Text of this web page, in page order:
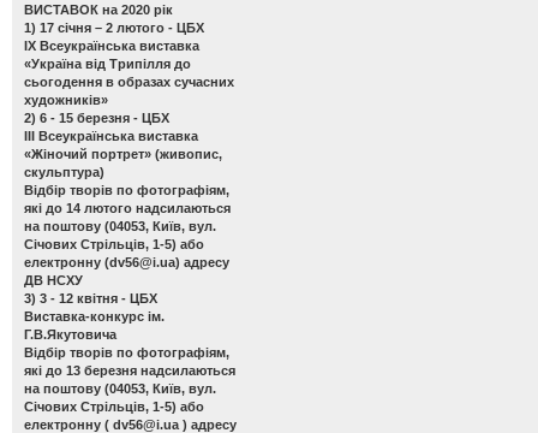
ВИСТАВОК на 2020 рік
1) 17 січня – 2 лютого - ЦБХ
ІХ Всеукраїнська виставка
«Україна від Трипілля до
сьогодення в образах сучасних
художників»
2) 6 - 15 березня - ЦБХ
ІІІ Всеукраїнська виставка
«Жіночий портрет» (живопис,
скульптура)
Відбір творів по фотографіям,
які до 14 лютого надсилаються
на поштову (04053, Київ, вул.
Січових Стрільців, 1-5) або
електронну (dv56@i.ua) адресу
ДВ НСХУ
3) 3 - 12 квітня - ЦБХ
Виставка-конкурс ім.
Г.В.Якутовича
Відбір творів по фотографіям,
які до 13 березня надсилаються
на поштову (04053, Київ, вул.
Січових Стрільців, 1-5) або
електронну ( dv56@i.ua ) адресу